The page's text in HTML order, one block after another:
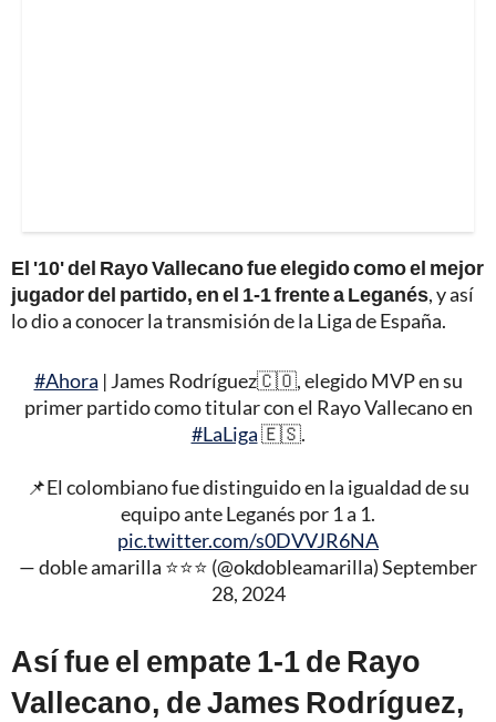
El '10' del Rayo Vallecano fue elegido como el mejor
jugador del partido, en el 1-1 frente a Leganés, y así
lo dio a conocer la transmisión de la Liga de España.
#Ahora | James Rodríguez🇨🇴, elegido MVP en su
primer partido como titular con el Rayo Vallecano en
#LaLiga🇪🇸.
📌El colombiano fue distinguido en la igualdad de su
equipo ante Leganés por 1 a 1.
pic.twitter.com/s0DVVJR6NA
— doble amarilla ⭐️⭐️⭐️ (@okdobleamarilla)September
28, 2024
Así fue el empate 1-1 de Rayo
Vallecano, de James Rodríguez,